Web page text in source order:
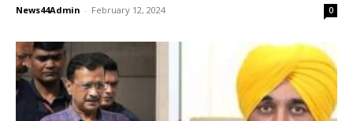
News44Admin - February 12, 2024 0